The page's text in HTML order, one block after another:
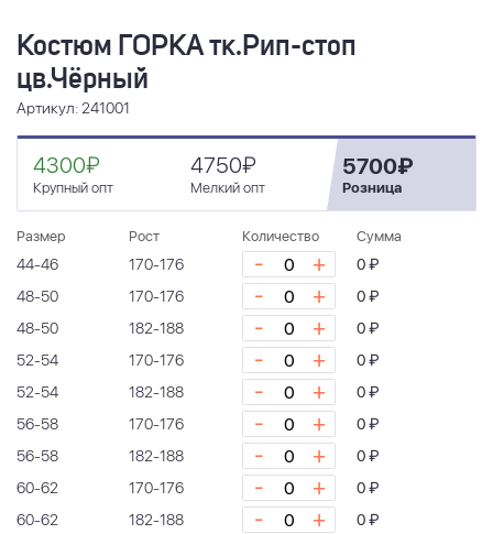
Костюм ГОРКА тк.Рип-стоп
цв.Чёрный
Артикул: 241001
4300₽
Крупный опт
4750₽
Мелкий опт
5700₽
Розница
Размер Рост Количество Сумма
44-46 170-176 - +
0 ₽
48-50
170-176 - +
0 ₽
48-50
182-188 - +
0 ₽
52-54
170-176 - +
0 ₽
52-54
182-188 - +
0 ₽
56-58
170-176 - +
0 ₽
56-58
182-188 - +
0 ₽
60-62
170-176 - +
0 ₽
60-62
182-188 - + 0 ₽